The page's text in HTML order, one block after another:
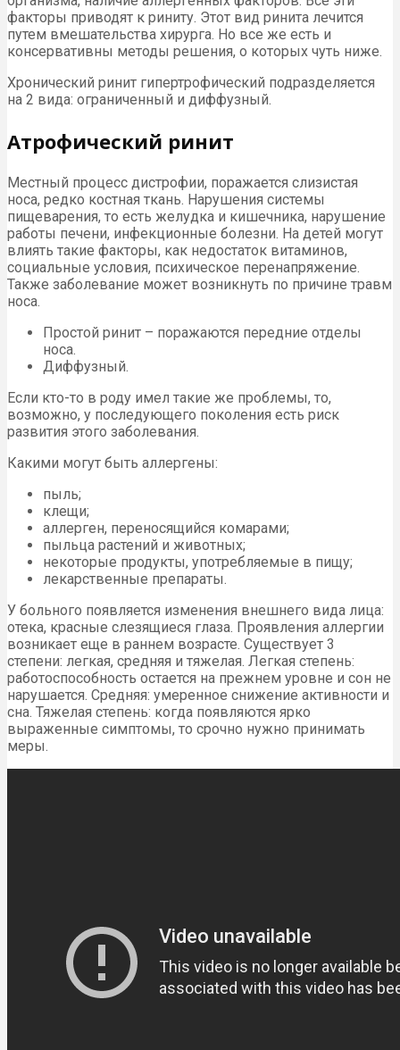
факторы приводят к риниту. Этот вид ринита лечится
путем вмешательства хирурга. Но все же есть и
консервативны методы решения, о которых чуть ниже.
Хронический ринит гипертрофический подразделяется
на 2 вида: ограниченный и диффузный.
Атрофический ринит
Местный процесс дистрофии, поражается слизистая
носа, редко костная ткань. Нарушения системы
пищеварения, то есть желудка и кишечника, нарушение
работы печени, инфекционные болезни. На детей могут
влиять такие факторы, как недостаток витаминов,
социальные условия, психическое перенапряжение.
Также заболевание может возникнуть по причине травм
носа.
Простой ринит – поражаются передние отделы
носа.
Диффузный.
Если кто-то в роду имел такие же проблемы, то,
возможно, у последующего поколения есть риск
развития этого заболевания.
Какими могут быть аллергены:
пыль;
клещи;
аллерген, переносящийся комарами;
пыльца растений и животных;
некоторые продукты, употребляемые в пищу;
лекарственные препараты.
У больного появляется изменения внешнего вида лица:
отека, красные слезящиеся глаза. Проявления аллергии
возникает еще в раннем возрасте. Существует 3
степени: легкая, средняя и тяжелая. Легкая степень:
работоспособность остается на прежнем уровне и сон не
нарушается. Средняя: умеренное снижение активности и
сна. Тяжелая степень: когда появляются ярко
выраженные симптомы, то срочно нужно принимать
меры.